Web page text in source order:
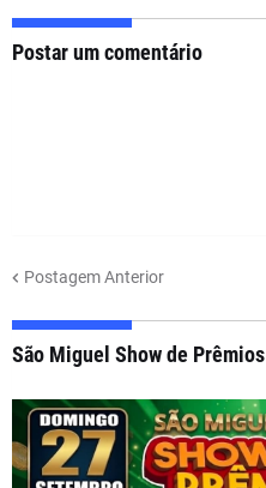
Postar um comentário
Postagem Anterior
São Miguel Show de Prêmios